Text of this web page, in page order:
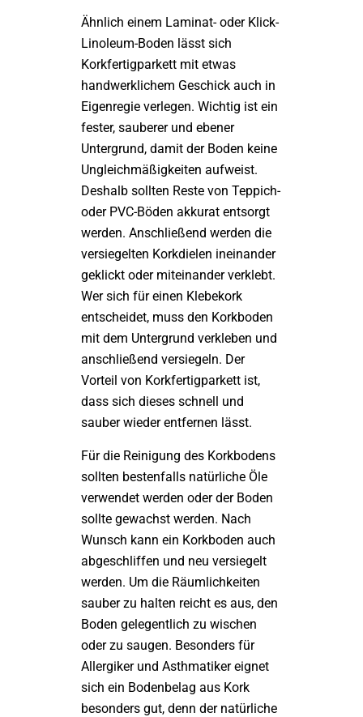
Ähnlich einem Laminat- oder Klick-
Linoleum-Boden lässt sich
Korkfertigparkett mit etwas
handwerklichem Geschick auch in
Eigenregie verlegen. Wichtig ist ein
fester, sauberer und ebener
Untergrund, damit der Boden keine
Ungleichmäßigkeiten aufweist.
Deshalb sollten Reste von Teppich-
oder PVC-Böden akkurat entsorgt
werden. Anschließend werden die
versiegelten Korkdielen ineinander
geklickt oder miteinander verklebt.
Wer sich für einen Klebekork
entscheidet, muss den Korkboden
mit dem Untergrund verkleben und
anschließend versiegeln. Der
Vorteil von Korkfertigparkett ist,
dass sich dieses schnell und
sauber wieder entfernen lässt.
Für die Reinigung des Korkbodens
sollten bestenfalls natürliche Öle
verwendet werden oder der Boden
sollte gewachst werden. Nach
Wunsch kann ein Korkboden auch
abgeschliffen und neu versiegelt
werden. Um die Räumlichkeiten
sauber zu halten reicht es aus, den
Boden gelegentlich zu wischen
oder zu saugen. Besonders für
Allergiker und Asthmatiker eignet
sich ein Bodenbelag aus Kork
besonders gut, denn der natürliche